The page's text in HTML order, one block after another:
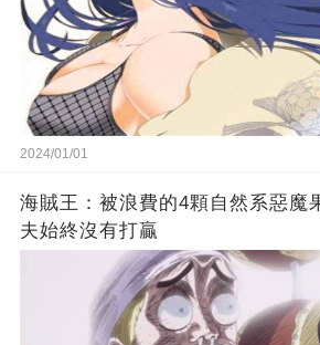
2024/01/01
海賊王：被浪費的4顆自然系惡魔
夫始終沒有打贏